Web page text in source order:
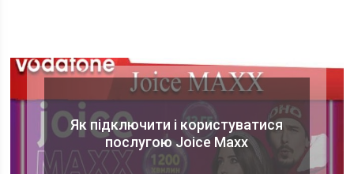
Як підключити і користуватися
послугою Joice Maxx